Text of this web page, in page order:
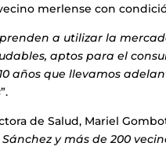
merlense con
a utilizar la
aptos para el
años que llevamos
”.
de Salud, Mariel
y más de 200